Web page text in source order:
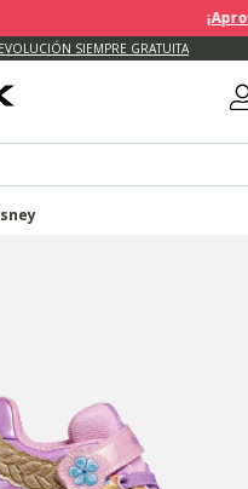
¡Aprovecha
SIEMPRE GRATUITA